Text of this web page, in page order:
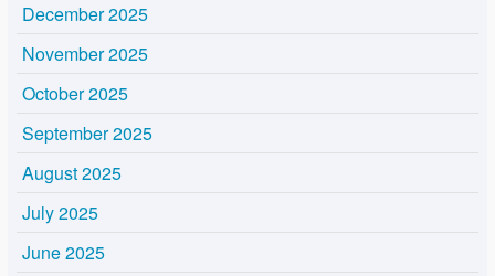
December 2025
November 2025
October 2025
September 2025
August 2025
July 2025
June 2025